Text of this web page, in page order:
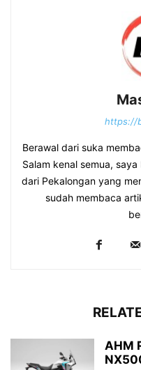
https://
Berawal dari suka
Salam kenal semua,
dari Pekalongan yang
sudah membaca
AHM